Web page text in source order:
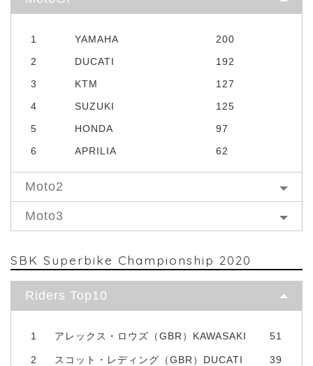
1 YAMAHA
200
2
DUCATI
192
3
KTM
127
4
SUZUKI
125
5
HONDA
97
6
APRILIA 62
Moto2
Moto3
SBK Superbike Championship 2020
Riders Top10
1 アレックス・ロウズ（GBR）KAWASAKI 51
2 スコット・レディング（GBR）DUCATI 39